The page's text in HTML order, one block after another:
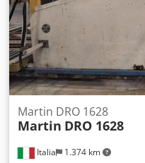
Italia 1.374 km
Martin DRO 1628
Martin DRO 1628